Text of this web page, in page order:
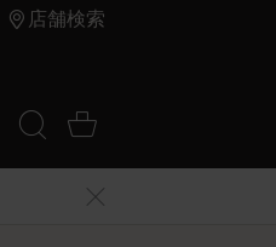
店舗検索
イン
検索 (キーワード
カート 0 アイ
メニューを閉じる